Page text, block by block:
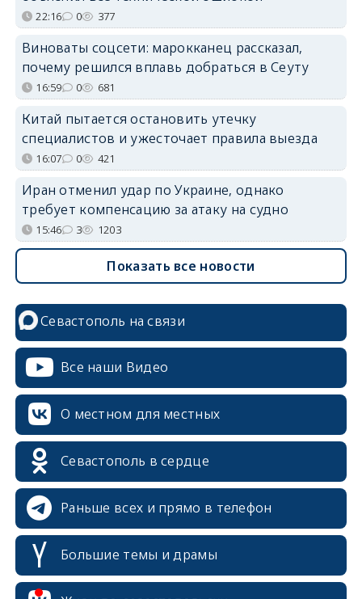
22:16 0 377
Виноваты соцсети: марокканец рассказал,
почему решился вплавь добраться в Сеуту
16:59 0 681
Китай пытается остановить утечку
специалистов и ужесточает правила выезда
16:07 0 421
Иран отменил удар по Украине, однако
требует компенсацию за атаку на судно
15:46 3 1203
Показать все новости
Севастополь на связи
Все наши Видео
О местном для местных
Севастополь в сердце
Раньше всех и прямо в телефон
Большие темы и драмы